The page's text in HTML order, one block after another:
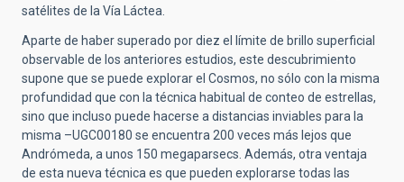
satélites de la Vía Láctea.
Aparte de haber superado por diez el límite de brillo superficial
observable de los anteriores estudios, este descubrimiento
supone que se puede explorar el Cosmos, no sólo con la misma
profundidad que con la técnica habitual de conteo de estrellas,
sino que incluso puede hacerse a distancias inviables para la
misma –UGC00180 se encuentra 200 veces más lejos que
Andrómeda, a unos 150 megaparsecs. Además, otra ventaja
de esta nueva técnica es que pueden explorarse todas las